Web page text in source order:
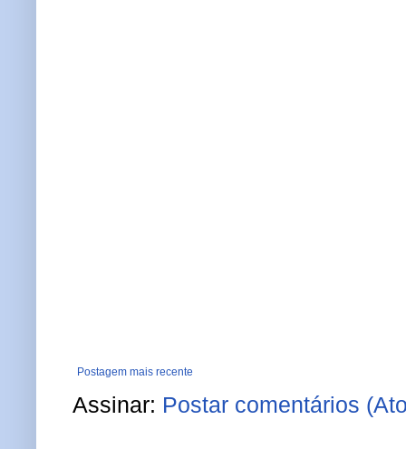
Postagem mais recente
Assinar: Postar comentários